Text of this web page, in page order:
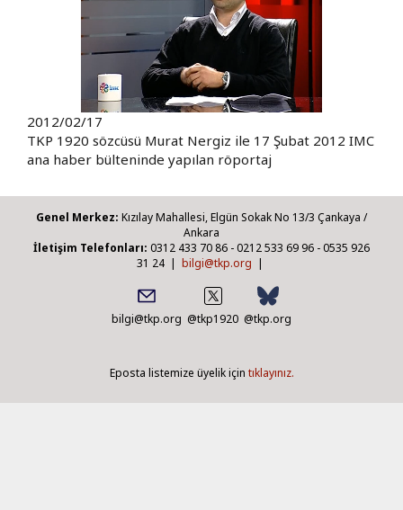
2012/02/17
TKP 1920 sözcüsü Murat Nergiz ile 17 Şubat 2012 IMC
ana haber bülteninde yapılan röportaj
Genel Merkez: Kızılay Mahallesi, Elgün Sokak No 13/3 Çankaya /
Ankara
İletişim Telefonları: 0312 433 70 86 - 0212 533 69 96 - 0535 926
31 24 | bilgi@tkp.org |
bilgi@tkp.org @tkp1920 @tkp.org
Eposta listemize üyelik için tıklayınız.